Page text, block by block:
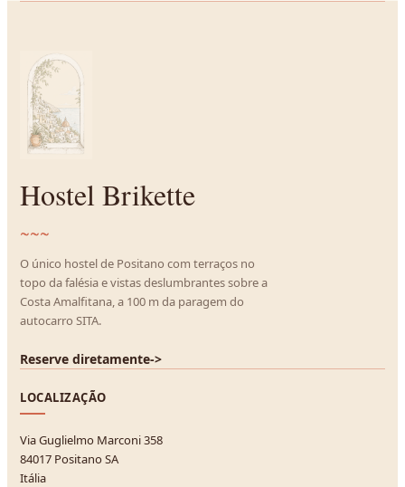
Hostel Brikette
~~~
O único hostel de Positano com terraços no
topo da falésia e vistas deslumbrantes sobre a
Costa Amalfitana, a 100 m da paragem do
autocarro SITA.
Reserve diretamente->
LOCALIZAÇÃO
Via Guglielmo Marconi 358
84017 Positano SA
Itália